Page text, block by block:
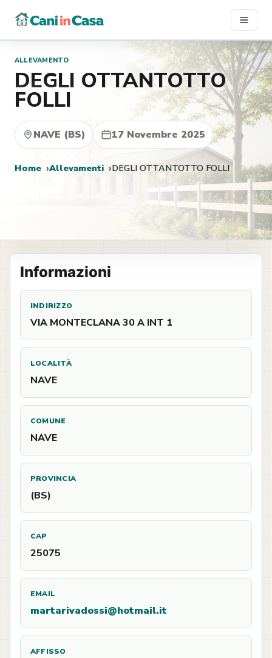
contenuto
ALLEVAMENTO
DEGLI OTTANTOTTO
FOLLI
NAVE (BS) 17 Novembre 2025
Home Allevamenti DEGLI OTTANTOTTO FOLLI
Informazioni
INDIRIZZO
VIA MONTECLANA 30 A INT 1
LOCALITÀ
NAVE
COMUNE
NAVE
PROVINCIA
(BS)
CAP
25075
EMAIL
martarivadossi@hotmail.it
AFFISSO